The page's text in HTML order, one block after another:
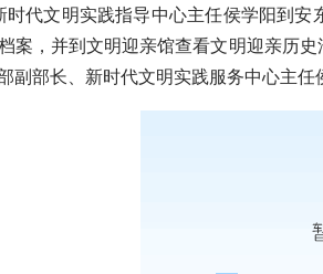
文明实践指导中心主任侯学阳到安
案，并到文明迎亲馆查看文明迎亲历
副部长、新时代文明实践服务中心主